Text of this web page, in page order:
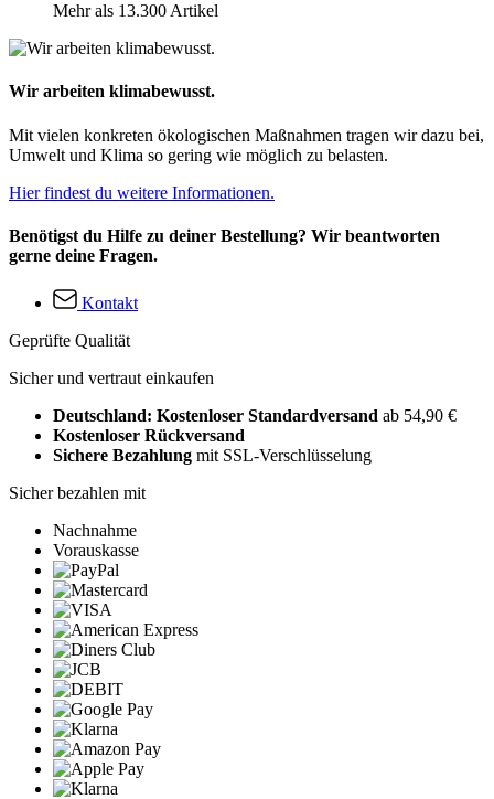
Mehr als 13.300 Artikel
Wir arbeiten klimabewusst.
Mit vielen konkreten ökologischen Maßnahmen tragen wir dazu bei,
Umwelt und Klima so gering wie möglich zu belasten.
Hier findest du weitere Informationen.
Benötigst du Hilfe zu deiner Bestellung? Wir beantworten
gerne deine Fragen.
Kontakt
Geprüfte Qualität
Sicher und vertraut einkaufen
Deutschland: Kostenloser Standardversand ab 54,90 €
Kostenloser Rückversand
Sichere Bezahlung mit SSL-Verschlüsselung
Sicher bezahlen mit
Nachnahme
Vorauskasse